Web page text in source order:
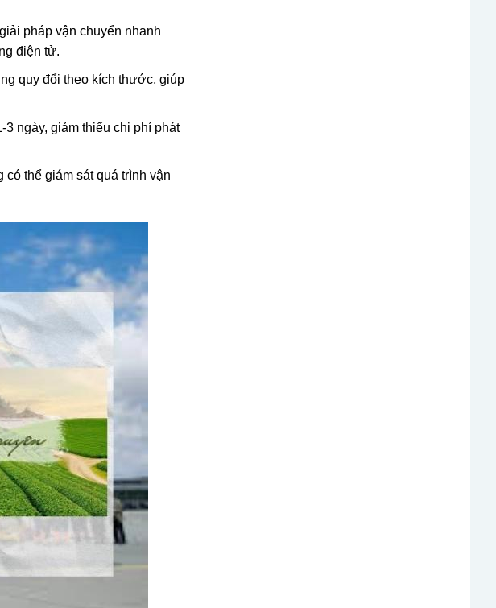
pháp vận chuyển nhanh
điện tử.
quy đổi theo kích thước, giúp
ngày, giảm thiểu chi phí phát
thể giám sát quá trình vận